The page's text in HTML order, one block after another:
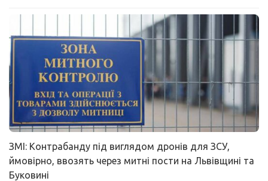
ЗМІ: Контрабанду під виглядом дронів для ЗСУ,
ймовірно, ввозять через митні пости на Львівщині та
Буковині